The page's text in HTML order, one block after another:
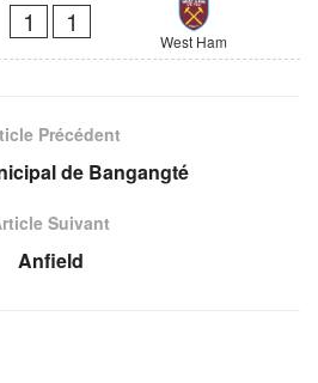
1 1
West Ham
Précédent
de Bangangté
Suivant
Anfield